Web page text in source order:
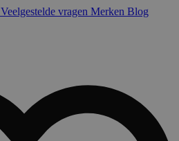
Veelgestelde vragen Merken Blog